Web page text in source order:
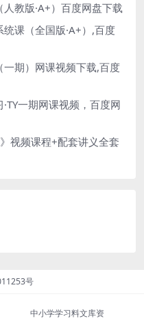
教版·A+）百度网盘下载
课（全国版·A+）,百度
期）网课视频下载,百度
一期网课视频，百度网
视频课程+配套讲义全套
号
中小学学习料文库资